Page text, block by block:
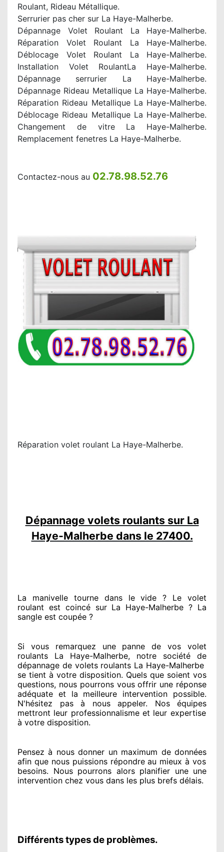
Roulant, Rideau Métallique.
Serrurier pas cher sur La Haye-Malherbe.
Dépannage Volet Roulant La Haye-Malherbe.
Réparation Volet Roulant La Haye-Malherbe.
Déblocage Volet Roulant La Haye-Malherbe.
Installation Volet RoulantLa Haye-Malherbe.
Dépannage serrurier La Haye-Malherbe.
Dépannage Rideau Metallique La Haye-Malherbe.
Réparation Rideau Metallique La Haye-Malherbe.
Déblocage Rideau Metallique La Haye-Malherbe.
Changement de vitre La Haye-Malherbe.
Remplacement fenetres La Haye-Malherbe.
Contactez-nous au 02.78.98.52.76
Réparation volet roulant La Haye-Malherbe.
Dépannage volets roulants sur La
Haye-Malherbe dans le 27400.
La manivelle tourne dans le vide ? Le volet
roulant est coincésur La Haye-Malherbe ? La
sangle est coupée ?
Si vous remarquez une panne de vos volet
roulants La Haye-Malherbe, notre société de
dépannage de volets roulants La Haye-Malherbe
se tient à votre disposition. Quels que soient vos
questions, nous pourrons vous offrir une réponse
adéquate et la meilleure intervention possible.
N'hésitez pas à nous appeler. Nos équipes
mettront leur professionnalismeet leur expertise
à votre disposition.
Pensez à nous donner un maximum de données
afin que nous puissions répondre au mieux à vos
besoins. Nous pourrons alors planifier une une
intervention chez vous dans les plus brefs délais.
Différents types de problèmes.